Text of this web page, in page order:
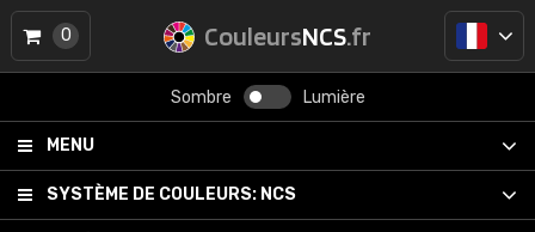
CouleursNCS.fr
Sombre Lumière
MENU
SYSTÈME DE COULEURS: NCS
0